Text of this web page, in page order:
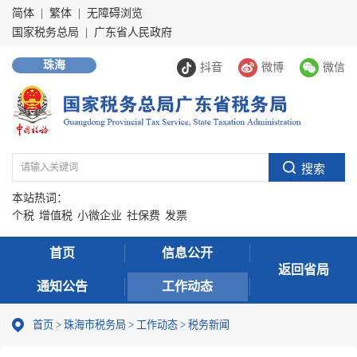
简体 繁体
无障碍浏览
国家税务总局
广东省人民政府
抖音 微博 微信
珠海
本站热词：
个税 增值税 小微企业 社保费 发票
首页 信息公开
通知公告 工作动态
返回省局
首页 > 珠海市税务局 > 工作动态 > 税务新闻